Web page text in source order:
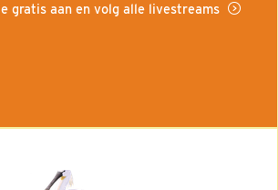
gratis aan en volg alle livestreams